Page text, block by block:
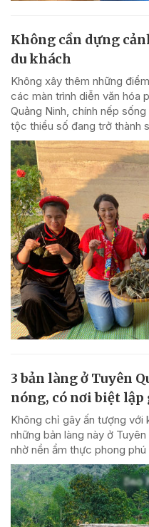
Không cần dựng
du khách
Không xây thêm những
các màn trình diễn văn hóa
Quảng Ninh, chính nếp
tộc thiểu số đang trở thành
3 bản làng ở Tuyên
nóng, có nơi biệt
Không chỉ gây ấn tượng với
những bản làng này ở
nhờ nền ẩm thực phong